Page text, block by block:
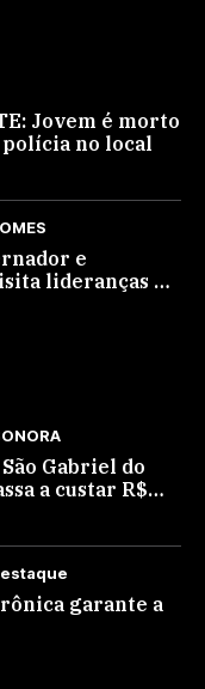
Jovem é morto
polícia no local
e
lideranças do
Gabriel do
a custar R$
garante a